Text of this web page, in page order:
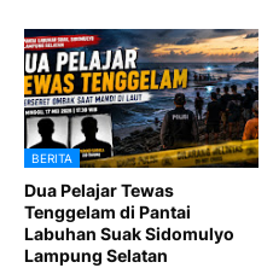
BERITA
Dua Pelajar Tewas
Tenggelam di Pantai
Labuhan Suak Sidomulyo
Lampung Selatan